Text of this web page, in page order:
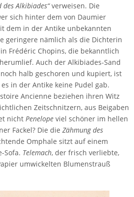
des Alkibiades“verweisen. Die
sich hinter dem von Daumier
dem in der Antike unbekannten
geringere nämlich als die Dichterin
Frédéric Chopins, die bekanntlich
Auch der Alkibiades-Sand
halb geschoren und kupiert, ist
in der Antike keine Pudel gab.
Ancienne beziehen ihren Witz
Zeitschnitzern, aus Beigaben
nicht Penelope viel schöner im hellen
Fackel? Die die Zähmung des
Omphale sitzt auf einem
Sofa. Telemach, der frisch verliebte,
umwickelten Blumenstrauß